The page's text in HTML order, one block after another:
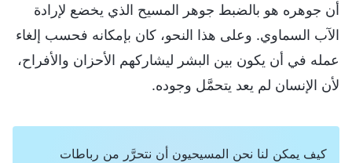
أن جوهره هو بالضبط جوهر المسيح الذي يخضع لإرادة
الآب السماوي. وعلى هذا النحو، كان بإمكانه فحسب إلغاء
عمله في أن يكون بين البشر ليشاركهم الأحزان والأفراح،
لأن الإنسان لم يعد يتحمَّل وجوده.
كيف يمكن لنا نحن المسيحيون أن نتحرَّر من رباطات